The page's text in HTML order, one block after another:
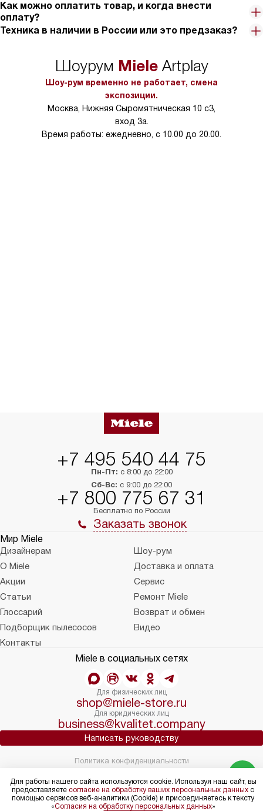
Как можно оплатить товар, и когда внести
оплату?
Техника в наличии в России или это предзаказ?
Шоурум MieleArtplay
Шоу-рум временно не работает, смена
экспозиции.
Москва, Нижняя Сыромятническая 10 с3,
вход 3а.
Время работы: ежедневно, с 10.00 до 20.00.
+7 495 540 44 75
Пн-Пт: с 8:00 до 22:00
Сб-Вс: с 9:00 до 22:00
+7 800 775 67 31
Бесплатно по России
Заказать звонок
Мир Miele
Дизайнерам
Шоу-рум
О Miele
Доставка и оплата
Акции
Сервис
Статьи
Ремонт Miele
Глоссарий
Возврат и обмен
Подборщик пылесосов
Видео
Контакты
Miele в социальных сетях
Для физических лиц
shop@miele-store.ru
Для юридических лиц
business@kvalitet.company
Написать руководству
© 2004 – 2026 Магазин Miele «Kvalitet Trade, LLC»
Политика конфиденциальности
Карта сайта
Для работы нашего сайта используются cookie. Используя наш сайт, вы
предоставляете согласие на обработку ваших персональных данных с
помощью сервисов веб-аналитики (Cookie) и присоединяетесь к тексту
«Согласия на обработку персональных данных»